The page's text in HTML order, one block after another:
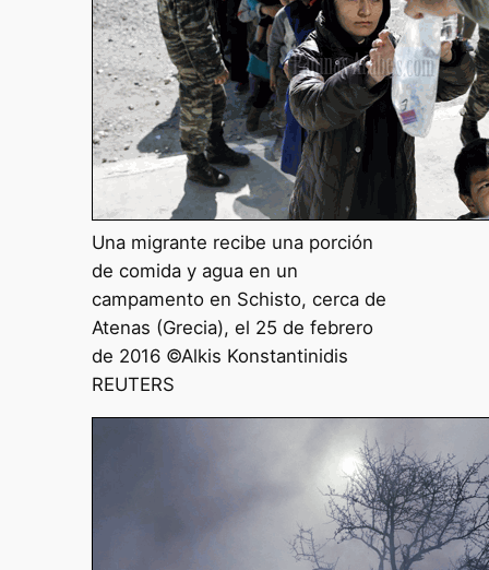
Una migrante recibe una porción
de comida y agua en un
campamento en Schisto, cerca de
Atenas (Grecia), el 25 de febrero
de 2016 ©Alkis Konstantinidis
REUTERS